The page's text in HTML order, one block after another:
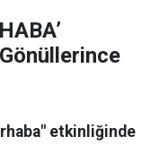
etkinliğinde